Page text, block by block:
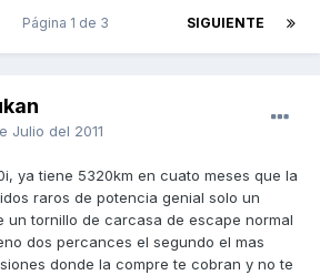
SIGUIENTE
Página 1 de 3
Julio del 2011
ya tiene 5320km en cuato meses que la
raros de potencia genial solo un
un tornillo de carcasa de escape normal
dos percances el segundo el mas
donde la compre te cobran y no te